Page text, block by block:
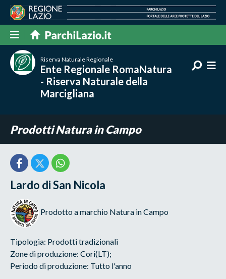
Riserva Naturale Regionale
Ente Regionale RomaNatura
- Riserva Naturale della
Marcigliana
Prodotti Natura in Campo
Lardo di San Nicola
Prodotto a marchio Natura in Campo
Tipologia: Prodotti tradizionali
Zone di produzione: Cori(LT);
Periodo di produzione: Tutto l'anno